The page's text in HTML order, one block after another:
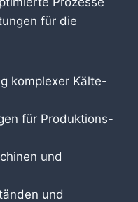
für die
komplexer Kälte-
für Produktions-
und
und